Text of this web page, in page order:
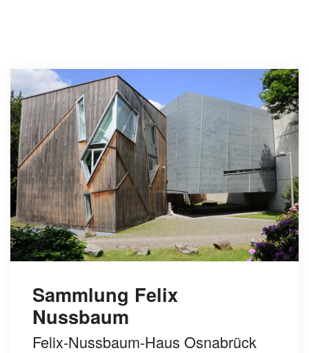
Sammlung Felix
Nussbaum
Felix-Nussbaum-Haus Osnabrück